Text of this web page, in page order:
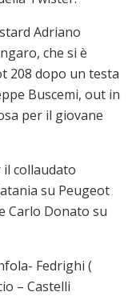
Adriano
che si è
208 dopo un testa
Buscemi, out in
per il giovane
collaudato
su Peugeot
Carlo Donato su
Fedrighi (
– Castelli